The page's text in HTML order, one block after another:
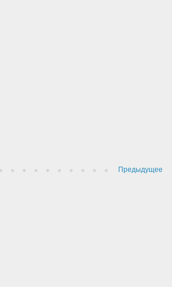
Предыдущее